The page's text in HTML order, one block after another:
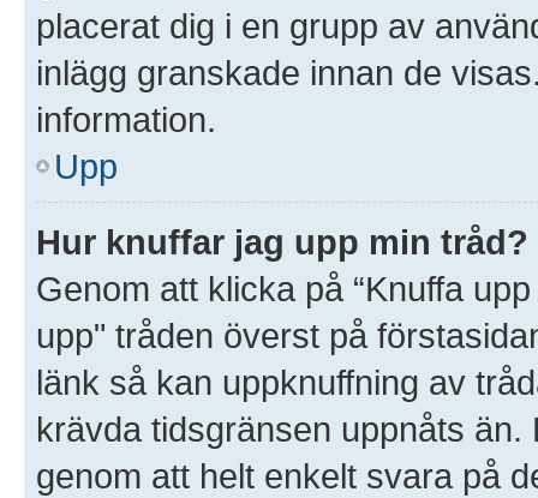
placerat dig i en grupp av
inlägg granskade innan de
information.
Upp
Hur knuffar jag upp min tråd?
Genom att klicka på “Knuffa
upp" tråden överst på
länk så kan uppknuffning av
krävda tidsgränsen uppnåts
genom att helt enkelt svara på